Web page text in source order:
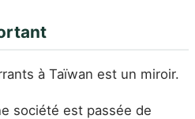
à Taïwan est un miroir.
société est passée de